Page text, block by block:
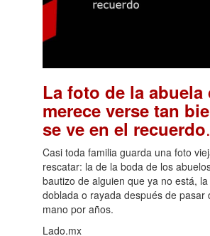
La foto de la abuela
merece verse tan
se ve en el recuerdo.
Casi toda familia guarda una foto
rescatar: la de la boda de los
bautizo de alguien que ya no está,
doblada o rayada después de pasar
mano por años.
Lado.mx